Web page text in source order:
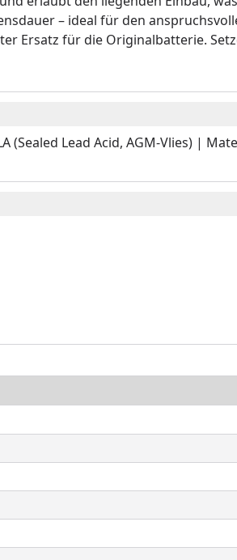
– ideal für den
Ersatz für die Originalbatterie.
Lead Acid, AGM-Vlies) |